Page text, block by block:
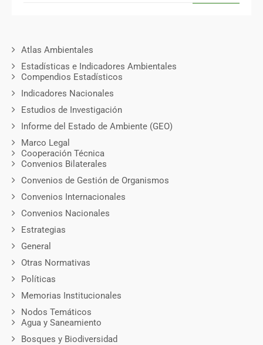
Atlas Ambientales
Estadísticas e Indicadores Ambientales
Compendios Estadísticos
Indicadores Nacionales
Estudios de Investigación
Informe del Estado de Ambiente (GEO)
Marco Legal
Cooperación Técnica
Convenios Bilaterales
Convenios de Gestión de Organismos
Convenios Internacionales
Convenios Nacionales
Estrategias
General
Otras Normativas
Políticas
Memorias Institucionales
Nodos Temáticos
Agua y Saneamiento
Bosques y Biodiversidad